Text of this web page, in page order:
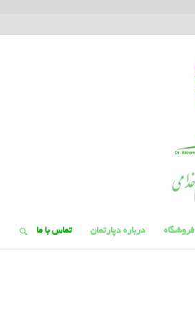
فروشگاه درباره دپارتمان تماس با ما